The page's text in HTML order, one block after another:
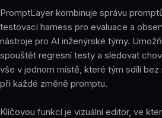
PromptLayer kombinuje správu
testovací harness pro evaluace a
nástroje pro AI inženýrské týmy.
spouštět regresní testy a sledovat
vše v jednom místě, které tým sdílí bez
při každé změně promptu.
Klíčovou funkcí je vizuální editor, ve